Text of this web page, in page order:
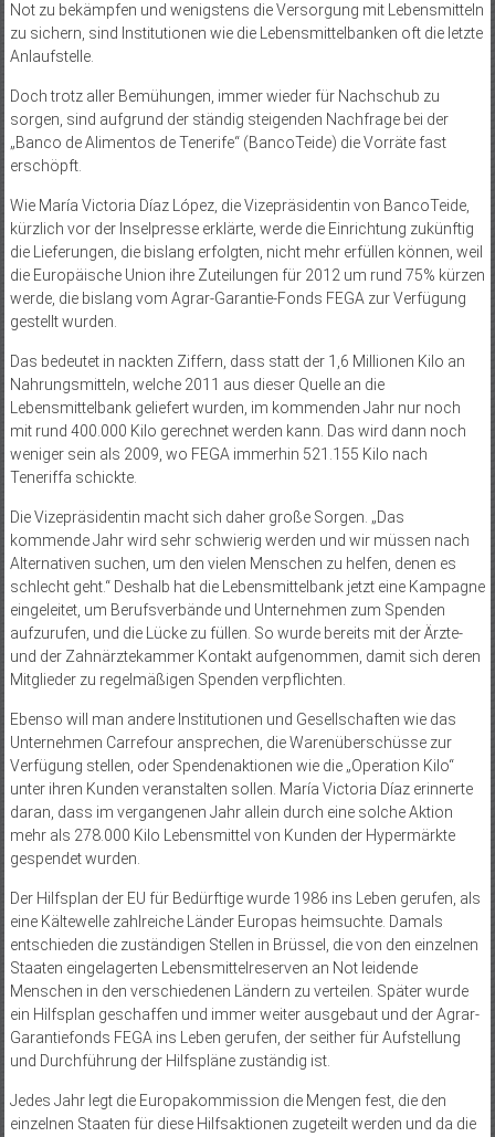
Not zu bekämpfen und wenigstens die Versorgung mit Lebensmitteln
zu sichern, sind Institutionen wie die Lebensmittelbanken oft die letzte
Anlaufstelle.
Doch trotz aller Bemühungen, immer wieder für Nachschub zu
sorgen, sind aufgrund der ständig steigenden Nachfrage bei der
„Banco de Alimentos de Tenerife“ (BancoTeide) die Vorräte fast
erschöpft.
Wie María Victoria Díaz López, die Vizepräsidentin von BancoTeide,
kürzlich vor der Inselpresse erklärte, werde die Einrichtung zukünftig
die Lieferungen, die bislang erfolgten, nicht mehr erfüllen können, weil
die Europäische Union ihre Zuteilungen für 2012 um rund 75% kürzen
werde, die bislang vom Agrar-Garantie-Fonds FEGA zur Verfügung
gestellt wurden.
Das bedeutet in nackten Ziffern, dass statt der 1,6 Millionen Kilo an
Nahrungsmitteln, welche 2011 aus dieser Quelle an die
Lebensmittelbank geliefert wurden, im kommenden Jahr nur noch
mit rund 400.000 Kilo gerechnet werden kann. Das wird dann noch
weniger sein als 2009, wo FEGA immerhin 521.155 Kilo nach
Teneriffa schickte.
Die Vizepräsidentin macht sich daher große Sorgen. „Das
kommende Jahr wird sehr schwierig werden und wir müssen nach
Alternativen suchen, um den vielen Menschen zu helfen, denen es
schlecht geht.“ Deshalb hat die Lebensmittelbank jetzt eine Kampagne
eingeleitet, um Berufsverbände und Unternehmen zum Spenden
aufzurufen, und die Lücke zu füllen. So wurde bereits mit der Ärzte-
und der Zahnärztekammer Kontakt aufgenommen, damit sich deren
Mitglieder zu regelmäßigen Spenden verpflichten.
Ebenso will man andere Institutionen und Gesellschaften wie das
Unternehmen Carrefour ansprechen, die Warenüberschüsse zur
Verfügung stellen, oder Spendenaktionen wie die „Operation Kilo“
unter ihren Kunden veranstalten sollen. María Victoria Díaz erinnerte
daran, dass im vergangenen Jahr allein durch eine solche Aktion
mehr als 278.000 Kilo Lebensmittel von Kunden der Hypermärkte
gespendet wurden.
Der Hilfsplan der EU für Bedürftige wurde 1986 ins Leben gerufen, als
eine Kältewelle zahlreiche Länder Europas heimsuchte. Damals
entschieden die zuständigen Stellen in Brüssel, die von den einzelnen
Staaten eingelagerten Lebensmittelreserven an Not leidende
Menschen in den verschiedenen Ländern zu verteilen. Später wurde
ein Hilfsplan geschaffen und immer weiter ausgebaut und der Agrar-
Garantiefonds FEGA ins Leben gerufen, der seither für Aufstellung
und Durchführung der Hilfspläne zuständig ist.
Jedes Jahr legt die Europakommission die Mengen fest, die den
einzelnen Staaten für diese Hilfsaktionen zugeteilt werden und da die